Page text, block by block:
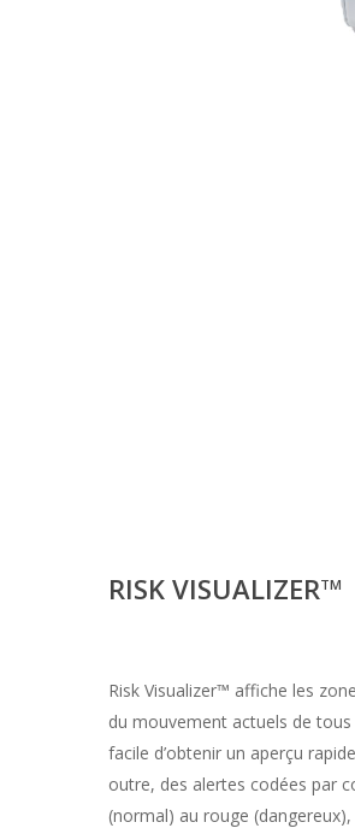
RISK VISUALIZERTM
Risk Visualizer™ affiche les
du mouvement actuels de
facile d’obtenir un aperçu
outre, des alertes codées par
(normal) au rouge